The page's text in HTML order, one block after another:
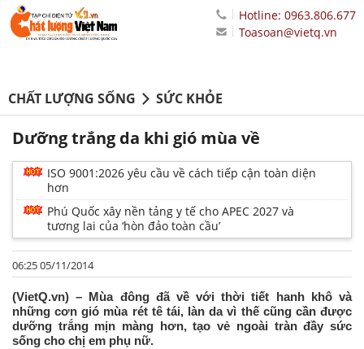
Hotline: 0963.806.677
Toasoan@vietq.vn
CHẤT LƯỢNG SỐNG SỨC KHỎE
Dưỡng trắng da khi gió mùa về
ISO 9001:2026 yêu cầu về cách tiếp cận toàn diện
hơn
Phú Quốc xây nền tảng y tế cho APEC 2027 và
tương lai của ‘hòn đảo toàn cầu’
06:25 05/11/2014
(VietQ.vn) – Mùa đông đã về với thời tiết hanh khô và
những cơn gió mùa rét tê tái, làn da vì thế cũng cần được
dưỡng trắng mịn màng hơn, tạo vẻ ngoài tràn đầy sức
sống cho chị em phụ nữ.